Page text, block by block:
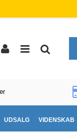
UDSALG VIDENSKAB